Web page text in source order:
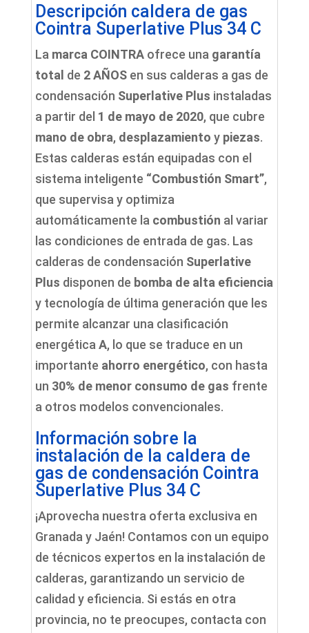
Descripción caldera de gas
Cointra Superlative Plus 34 C
La marca COINTRAofrece una garantía
total de 2 AÑOSen sus calderas a gas de
condensación Superlative Plus instaladas
a partir del 1 de mayo de 2020, que cubre
mano de obra, desplazamiento y piezas.
Estas calderas están equipadas con el
sistema inteligente “Combustión Smart”,
que supervisa y optimiza
automáticamente la combustión al variar
las condiciones de entrada de gas. Las
calderas de condensación Superlative
Plus disponen de bomba de alta eficiencia
y tecnología de última generación que les
permite alcanzar una clasificación
energética A, lo que se traduce en un
importante ahorro energético, con hasta
un 30% de menor consumo de gas frente
a otros modelos convencionales.
Información sobre la
instalación de la caldera de
gas de condensación Cointra
Superlative Plus 34 C
¡Aprovecha nuestra oferta exclusiva en
Granada y Jaén! Contamos con un equipo
de técnicos expertos en la instalación de
calderas, garantizando un servicio de
calidad y eficiencia. Si estás en otra
provincia, no te preocupes, contacta con